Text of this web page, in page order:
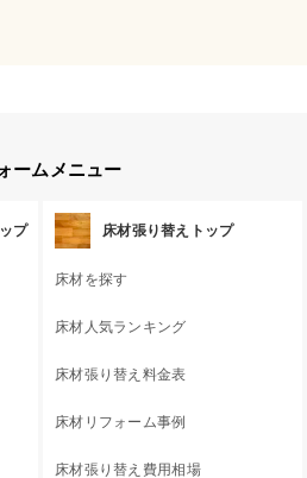
ームメニュー
プ 床材張り替えトップ
床材を探す
床材人気ランキング
床材張り替え料金表
床材リフォーム事例
床材張り替え費用相場